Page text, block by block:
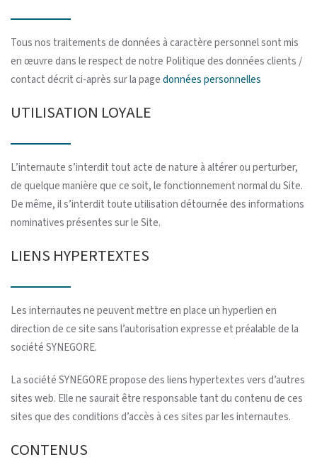
Tous nos traitements de données à caractère personnel sont mis
en œuvre dans le respect de notre Politique des données clients /
contact décrit ci-après sur la pagedonnées personnelles
UTILISATION LOYALE
L’internaute s’interdit tout acte de nature à altérer ou perturber,
de quelque manière que ce soit, le fonctionnement normal du Site.
De même, il s’interdit toute utilisation détournée des informations
nominatives présentes sur le Site.
LIENS HYPERTEXTES
Les internautes ne peuvent mettre en place un hyperlien en
direction de ce site sans l’autorisation expresse et préalable de la
société SYNEGORE.
La société SYNEGORE propose des liens hypertextes vers d’autres
sites web. Elle ne saurait être responsable tant du contenu de ces
sites que des conditions d’accès à ces sites par les internautes.
CONTENUS